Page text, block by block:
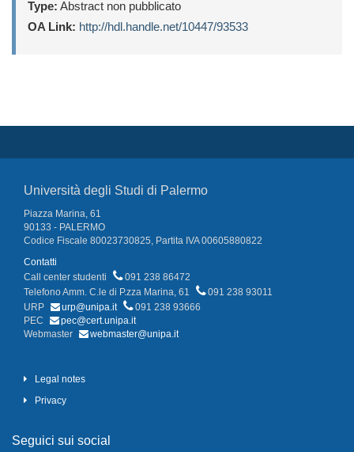
Type: Abstract non pubblicato
OA Link: http://hdl.handle.net/10447/93533
Università degli Studi di Palermo
Piazza Marina, 61
90133 - PALERMO
Codice Fiscale 80023730825, Partita IVA 00605880822
Contatti
Call center studenti
091 238 86472
Telefono Amm. C.le di P.zza Marina, 61
091 238 93011
URP
urp@unipa.it
091 238 93666
PEC
pec@cert.unipa.it
Webmaster
webmaster@unipa.it
Legal notes
Privacy
Seguici sui social